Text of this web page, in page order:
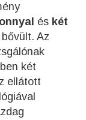
és két
bővült. Az
két
ellátott